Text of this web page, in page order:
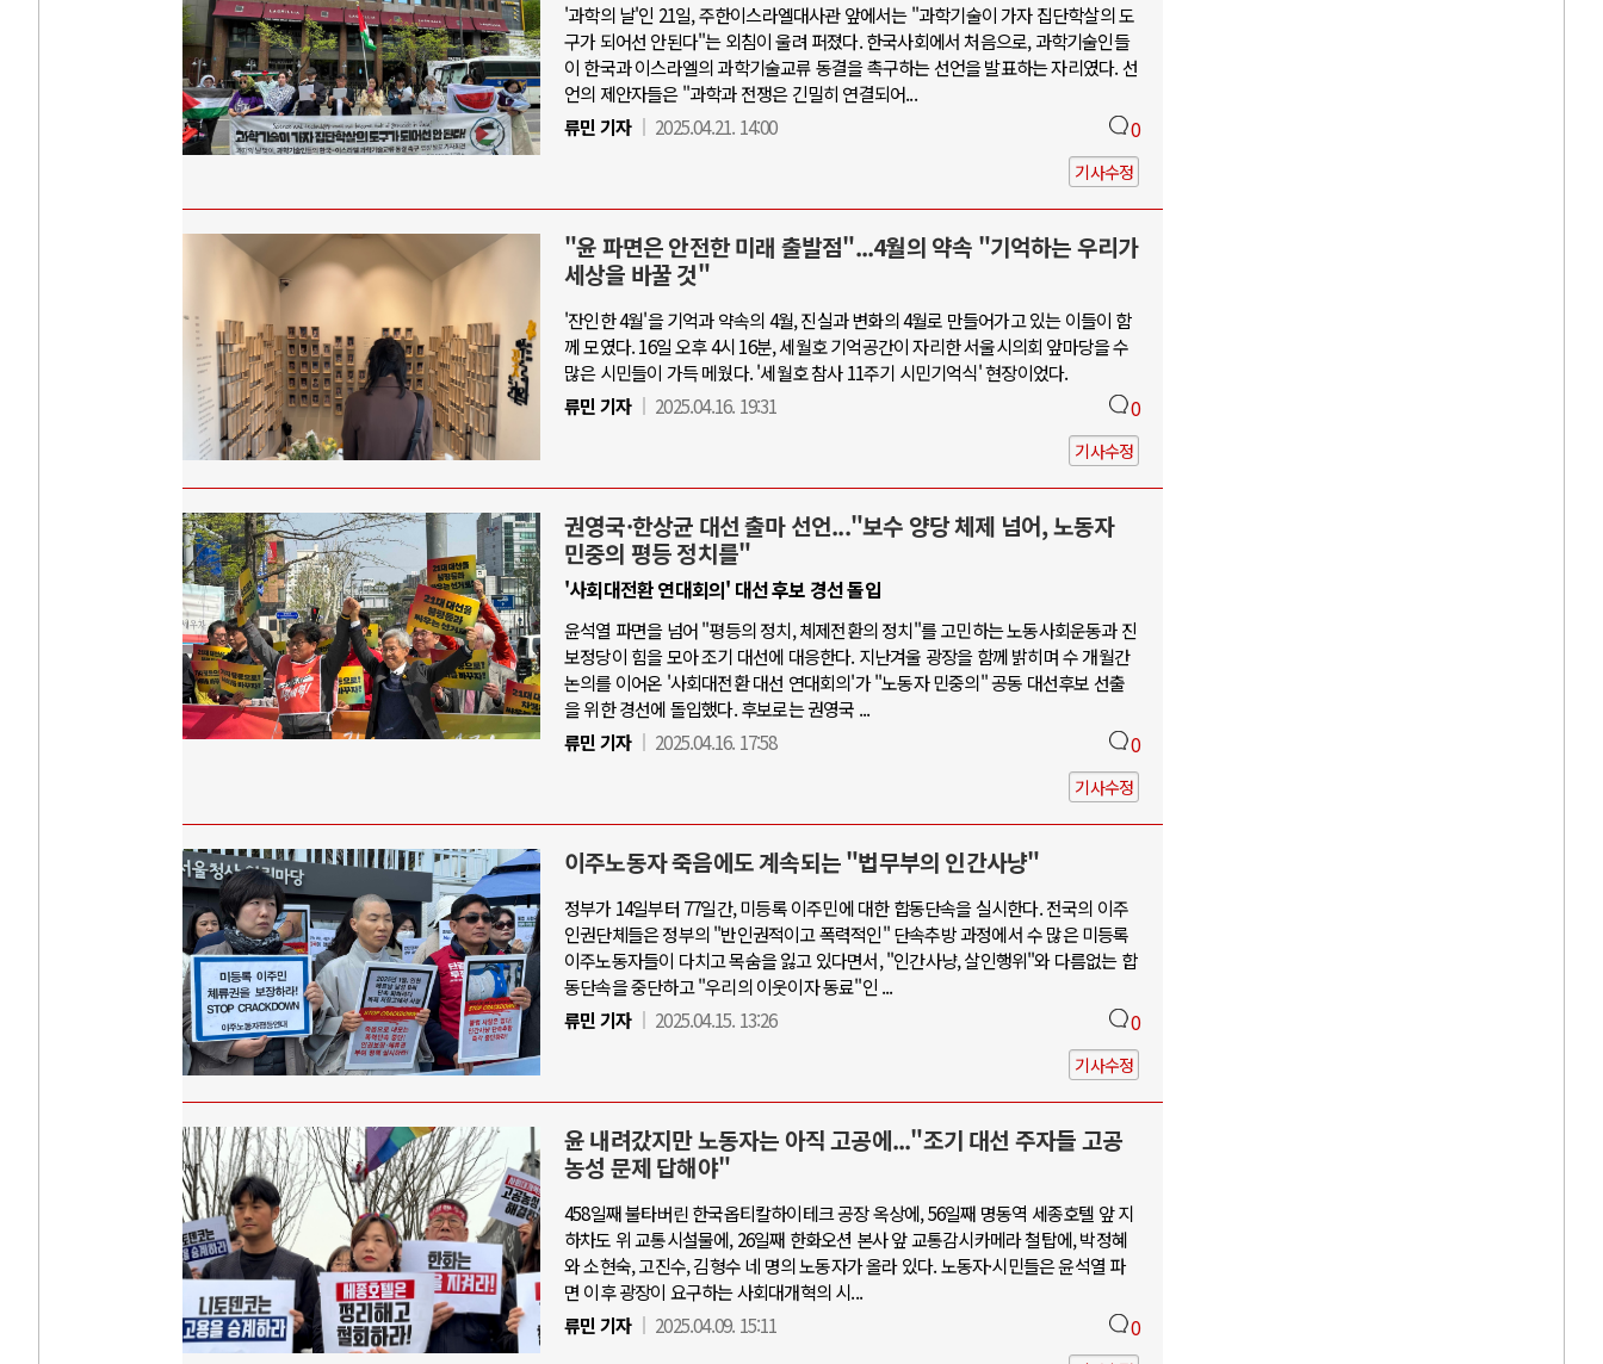
'과학의 날'인 21일, 주한이스라엘대사관 앞에서는 "과학기술이 가자 집단학살의 도
구가 되어선 안된다"는 외침이 울려 퍼졌다. 한국사회에서 처음으로, 과학기술인들
이 한국과 이스라엘의 과학기술교류 동결을 촉구하는 선언을 발표하는 자리였다. 선
언의 제안자들은 "과학과 전쟁은 긴밀히 연결되어...
류민 기자
2025.04.21. 14:00 0
기사수정
"윤 파면은 안전한 미래 출발점"...4월의 약속 "기억하는 우리가
세상을 바꿀 것"
'잔인한 4월'을 기억과 약속의 4월, 진실과 변화의 4월로 만들어가고 있는 이들이 함
께 모였다. 16일 오후 4시 16분, 세월호 기억공간이 자리한 서울시의회 앞마당을 수
많은 시민들이 가득 메웠다. '세월호 참사 11주기 시민기억식' 현장이었다.
류민 기자
2025.04.16. 19:31 0
기사수정
권영국·한상균 대선 출마 선언..."보수 양당 체제 넘어, 노동자
민중의 평등 정치를"
'사회대전환 연대회의' 대선 후보 경선 돌입
윤석열 파면을 넘어 "평등의 정치, 체제전환의 정치"를 고민하는 노동사회운동과 진
보정당이 힘을 모아 조기 대선에 대응한다. 지난겨울 광장을 함께 밝히며 수 개월간
논의를 이어온 '사회대전환 대선 연대회의'가 "노동자 민중의" 공동 대선후보 선출
을 위한 경선에 돌입했다. 후보로는 권영국 ...
류민 기자
2025.04.16. 17:58 0
기사수정
이주노동자 죽음에도 계속되는 "법무부의 인간사냥"
정부가 14일부터 77일간, 미등록 이주민에 대한 합동단속을 실시한다. 전국의 이주
인권단체들은 정부의 "반인권적이고 폭력적인" 단속추방 과정에서 수 많은 미등록
이주노동자들이 다치고 목숨을 잃고 있다면서, "인간사냥, 살인행위"와 다름없는 합
동단속을 중단하고 "우리의 이웃이자 동료"인 ...
류민 기자
2025.04.15. 13:26 0
기사수정
윤 내려갔지만 노동자는 아직 고공에..."조기 대선 주자들 고공
농성 문제 답해야"
458일째 불타버린 한국옵티칼하이테크 공장 옥상에, 56일째 명동역 세종호텔 앞 지
하차도 위 교통시설물에, 26일째 한화오션 본사 앞 교통감시카메라 철탑에, 박정혜
와 소현숙, 고진수, 김형수 네 명의 노동자가 올라 있다. 노동자·시민들은 윤석열 파
면 이후 광장이 요구하는 사회대개혁의 시...
류민 기자
2025.04.09. 15:11 0